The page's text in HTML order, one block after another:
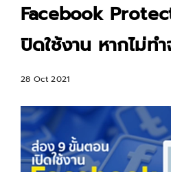
Facebook
ปิดใช้งาน หากไม่
28 Oct 2021